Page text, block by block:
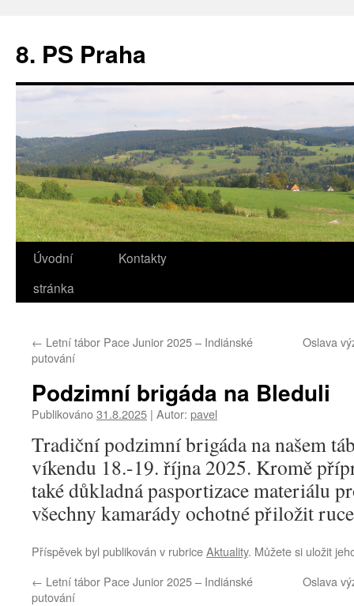
8. PS Praha
Úvodní
stránka
Kontakty
← Letní tábor Pace Junior 2025 – Indiánské
putování
Oslava
Podzimní brigáda na Bleduli
Publikováno31.8.2025 | Autor: pavel
Tradiční podzimní brigáda na našem
víkendu 18.-19. října 2025. Kromě
také důkladná pasportizace materiálu
všechny kamarády ochotné přiložit
Příspěvek byl publikován v rubriceAktuality. Můžete si uložit
← Letní tábor Pace Junior 2025 – Indiánské
putování
Oslava